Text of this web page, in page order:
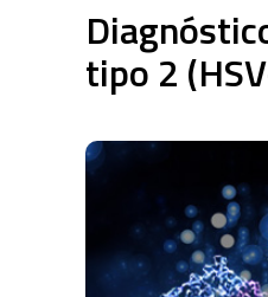
tipo 2